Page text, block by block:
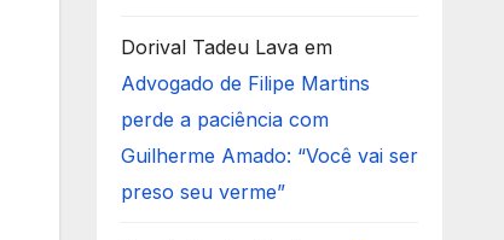
Dorival Tadeu Lavaem
Advogado de Filipe Martins
perde a paciência com
Guilherme Amado: “Você vai ser
preso seu verme”